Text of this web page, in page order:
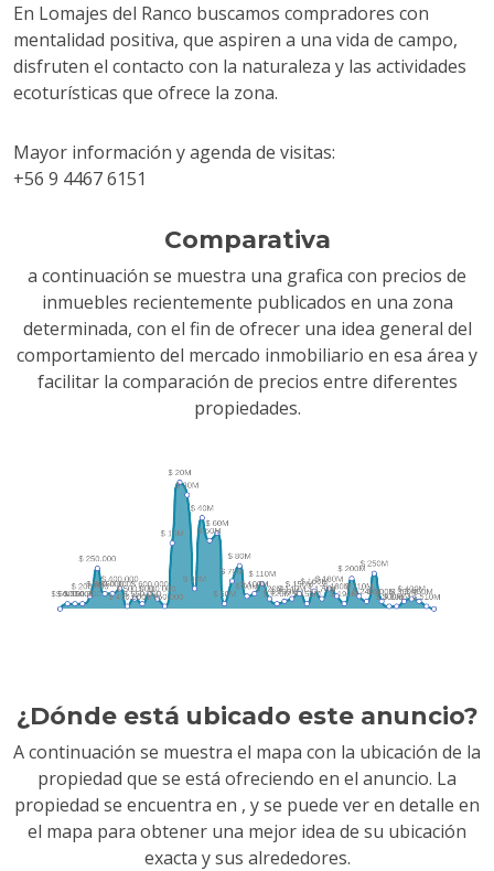
En Lomajes del Ranco buscamos compradores con
mentalidad positiva, que aspiren a una vida de campo,
disfruten el contacto con la naturaleza y las actividades
ecoturísticas que ofrece la zona.
Mayor información y agenda de visitas:
+56 9 4467 6151
Comparativa
a continuación se muestra una grafica con precios de
inmuebles recientemente publicados en una zona
determinada, con el fin de ofrecer una idea general del
comportamiento del mercado inmobiliario en esa área y
facilitar la comparación de precios entre diferentes
propiedades.
¿Dónde está ubicado este anuncio?
A continuación se muestra el mapa con la ubicación de la
propiedad que se está ofreciendo en el anuncio. La
propiedad se encuentra en , y se puede ver en detalle en
el mapa para obtener una mejor idea de su ubicación
exacta y sus alrededores.